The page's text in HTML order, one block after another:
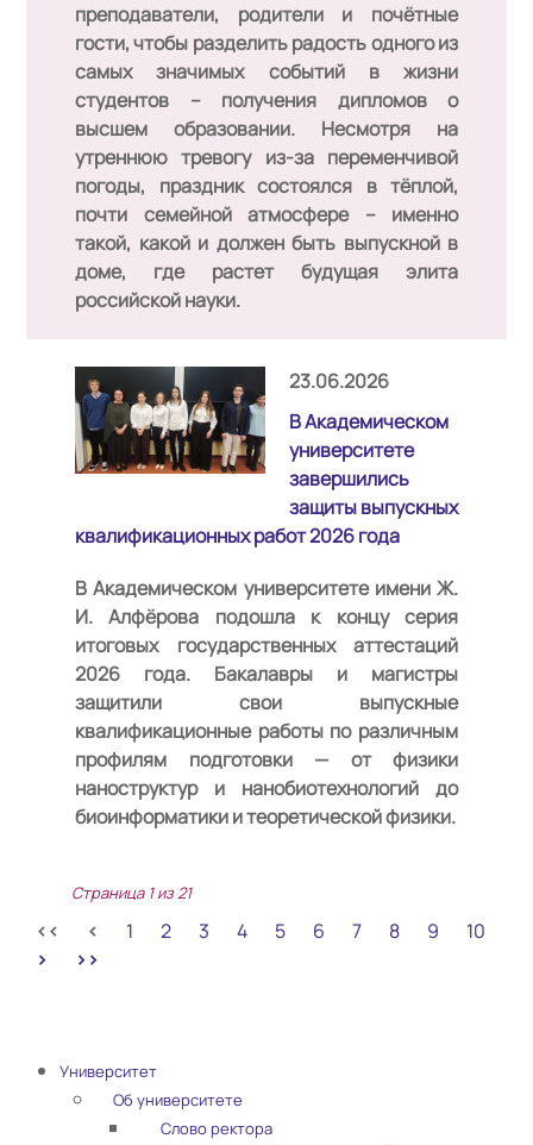
преподаватели, родители и почётные
гости, чтобы разделить радость одного из
самых значимых событий в жизни
студентов – получения дипломов о
высшем образовании. Несмотря на
утреннюю тревогу из-за переменчивой
погоды, праздник состоялся в тёплой,
почти семейной атмосфере – именно
такой, какой и должен быть выпускной в
доме, где растет будущая элита
российской науки.
23.06.2026
В Академическом
университете
завершились
защиты выпускных
квалификационных работ 2026 года
В Академическом университете имени Ж.
И. Алфёрова подошла к концу серия
итоговых государственных аттестаций
2026 года. Бакалавры и магистры
защитили свои выпускные
квалификационные работы по различным
профилям подготовки — от физики
наноструктур и нанобиотехнологий до
биоинформатики и теоретической физики.
Страница 1 из 21
1 2 3 4 5 6 7 8 9 10
Университет
Об университете
Слово ректора